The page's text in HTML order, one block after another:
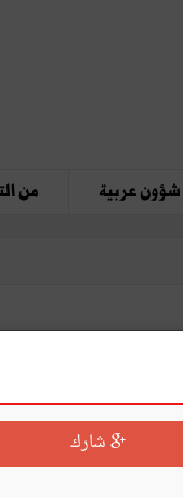
شؤون عربية من
شارك